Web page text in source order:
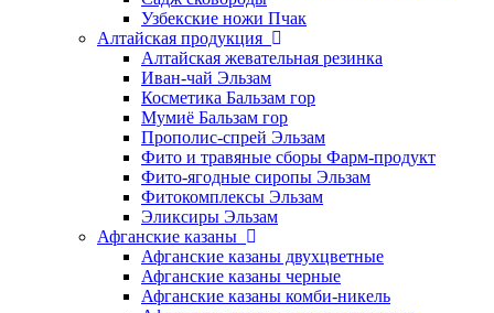
Узбекские ножи Пчак
Алтайская продукция
Алтайская жевательная резинка
Иван-чай Эльзам
Косметика Бальзам гор
Мумиё Бальзам гор
Прополис-спрей Эльзам
Фито и травяные сборы Фарм-продукт
Фито-ягодные сиропы Эльзам
Фитокомплексы Эльзам
Эликсиры Эльзам
Афганские казаны
Афганские казаны двухцветные
Афганские казаны черные
Афганские казаны комби-никель